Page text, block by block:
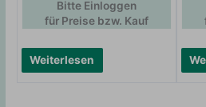
Weiterlesen
Bitte Einloggen
für Preise bzw. Kauf